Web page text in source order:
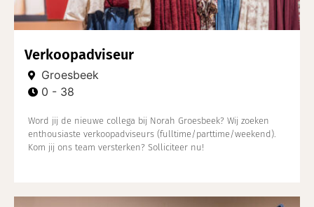
Verkoopadviseur
Groesbeek
0 - 38
Word jij de nieuwe collega bij Norah Groesbeek? Wij zoeken
enthousiaste verkoopadviseurs (fulltime/parttime/weekend).
Kom jij ons team versterken? Solliciteer nu!